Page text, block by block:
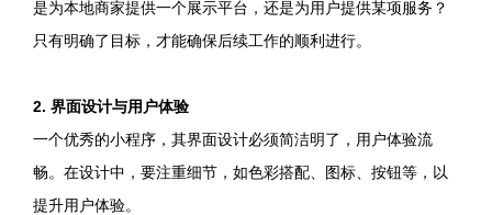
是为本地商家提供一个展示平台，还是为用户提供某项服务？
只有明确了目标，才能确保后续工作的顺利进行。
2. 界面设计与用户体验
一个优秀的小程序，其界面设计必须简洁明了，用户体验流
畅。在设计中，要注重细节，如色彩搭配、图标、按钮等，以
提升用户体验。